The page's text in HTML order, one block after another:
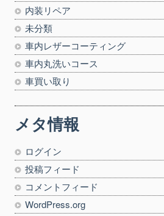
内装リペア
未分類
車内レザーコーティング
車内丸洗いコース
車買い取り
メタ情報
ログイン
投稿フィード
コメントフィード
WordPress.org